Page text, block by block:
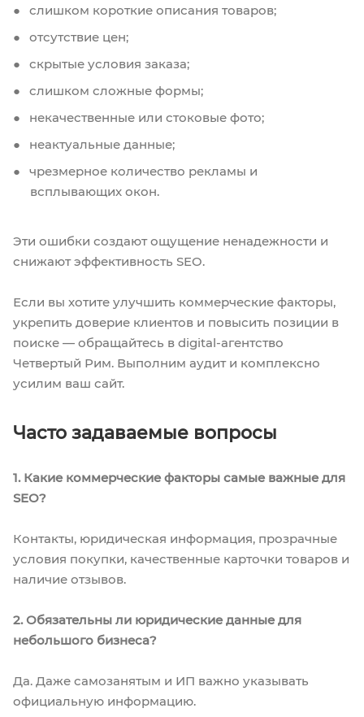
слишком короткие описания товаров;
отсутствие цен;
скрытые условия заказа;
слишком сложные формы;
некачественные или стоковые фото;
неактуальные данные;
чрезмерное количество рекламы и
всплывающих окон.
Эти ошибки создают ощущение ненадежности и
снижают эффективность SEO.
Если вы хотите улучшить коммерческие факторы,
укрепить доверие клиентов и повысить позиции в
поиске — обращайтесь в digital-агентство
Четвертый Рим. Выполним аудит и комплексно
усилим ваш сайт.
Часто задаваемые вопросы
1. Какие коммерческие факторы самые важные для
SEO?
Контакты, юридическая информация, прозрачные
условия покупки, качественные карточки товаров и
наличие отзывов.
2. Обязательны ли юридические данные для
небольшого бизнеса?
Да. Даже самозанятым и ИП важно указывать
официальную информацию.